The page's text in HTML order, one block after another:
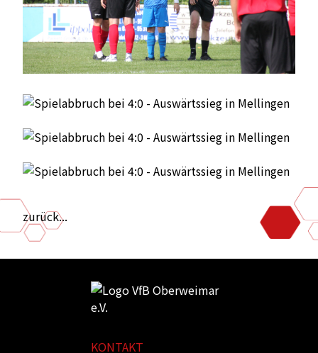
zurück...
KONTAKT